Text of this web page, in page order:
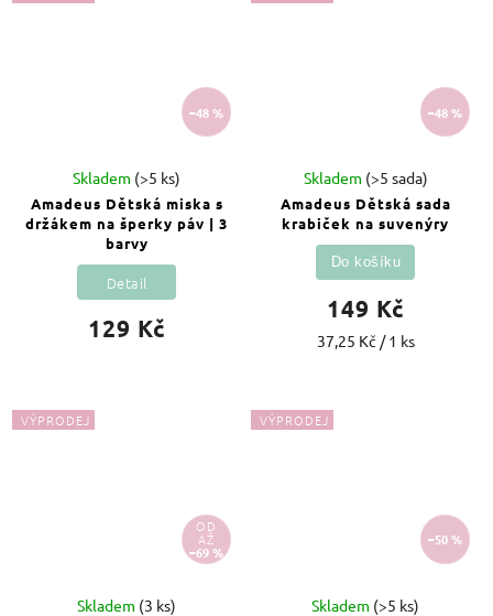
–48 %
Amadeus Dětská miska s
držákem na šperky páv | 3
barvy
Skladem (>5 ks)
129 Kč
Detail
–48 %
Amadeus Dětská sada
krabiček na suvenýry
Skladem (>5 sada)
149 Kč
37,25 Kč / 1 ks
Do košíku
VÝPRODEJ
OD
AŽ
–69 %
Skladem (3 ks)
VÝPRODEJ
–50 %
Skladem (>5 ks)